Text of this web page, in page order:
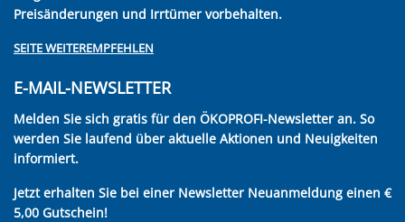
Preisänderungen und Irrtümer vorbehalten.
SEITE WEITEREMPFEHLEN
E-MAIL-NEWSLETTER
Melden Sie sich gratis für den ÖKOPROFI-Newsletter an. So
werden Sie laufend über aktuelle Aktionen und Neuigkeiten
informiert.
Jetzt erhalten Sie bei einer Newsletter Neuanmeldung einen €
5,00 Gutschein!